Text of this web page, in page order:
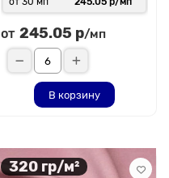
от 245.05 р/мп
В корзину
320 гр/м²